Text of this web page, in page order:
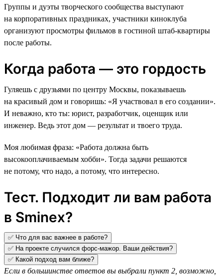
Группы и дуэты творческого сообщества выступают
на корпоративных праздниках, участники киноклуба
организуют просмотры фильмов в гостиной штаб-квартиры
после работы.
Когда работа — это гордость
Гуляешь с друзьями по центру Москвы, показываешь
на красивый дом и говоришь: «Я участвовал в его создании».
И неважно, кто ты: юрист, разработчик, оценщик или
инженер. Ведь этот дом — результат и твоего труда.
Моя любимая фраза: «Работа должна быть
высокооплачиваемым хобби». Тогда задачи решаются
не потому, что надо, а потому, что интересно.
Тест. Подходит ли вам работа
в Sminex?
✅ Что для вас важнее в работе?
✅ На проекте случился форс-мажор. Ваши действия?
✅ Какой подход вам ближе?
Если в большинстве ответов вы выбрали пункт 2, возможно,